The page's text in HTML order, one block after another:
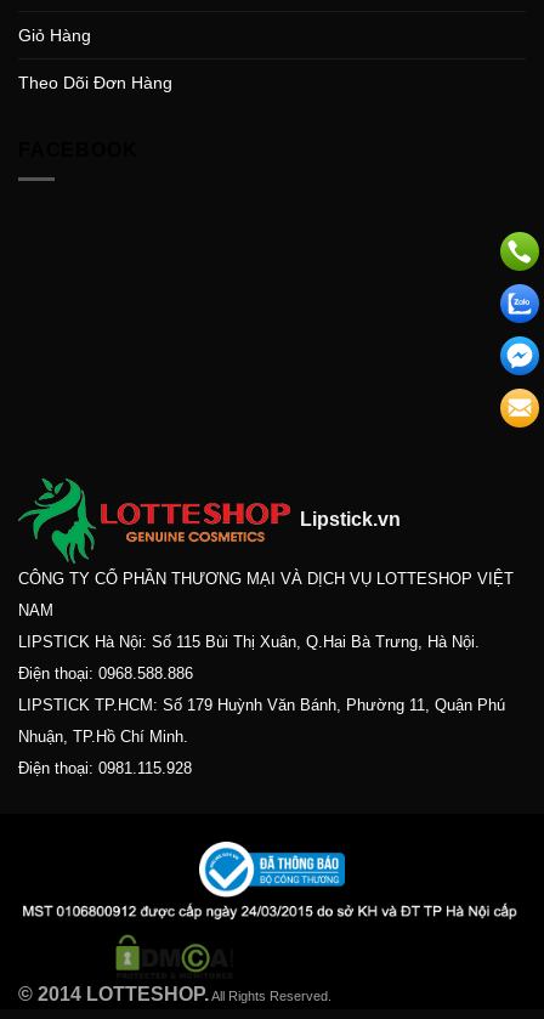
Giỏ Hàng
Theo Dõi Đơn Hàng
Lipstick.vn
CÔNG TY CỔ PHẦN THƯƠNG MẠI VÀ DỊCH VỤ LOTTESHOP VIỆT
NAM
LIPSTICK Hà Nội: Số 115 Bùi Thị Xuân, Q.Hai Bà Trưng, Hà Nội.
Điện thoại: 0968.588.886
LIPSTICK TP.HCM: Số 179 Huỳnh Văn Bánh, Phường 11, Quận Phú
Nhuận, TP.Hồ Chí Minh.
Điện thoại: 0981.115.928
© 2014 LOTTESHOP.All Rights Reserved.